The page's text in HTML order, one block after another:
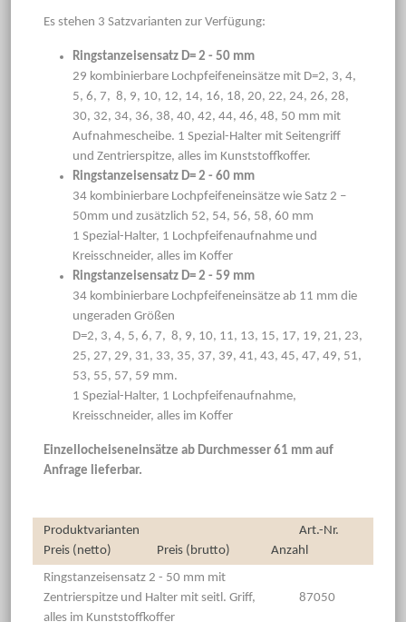
Es stehen 3 Satzvarianten zur Verfügung:
Ringstanzeisensatz D= 2 - 50 mm
29 kombinierbare Lochpfeifeneinsätze mit D=2, 3, 4,
5, 6, 7, 8, 9, 10, 12, 14, 16, 18, 20, 22, 24, 26, 28,
30, 32, 34, 36, 38, 40, 42, 44, 46, 48, 50 mm mit
Aufnahmescheibe. 1 Spezial-Halter mit Seitengriff
und Zentrierspitze, alles im Kunststoffkoffer.
Ringstanzeisensatz D= 2 - 60 mm
34 kombinierbare Lochpfeifeneinsätze wie Satz 2 –
50mm und zusätzlich 52, 54, 56, 58, 60 mm
1 Spezial-Halter, 1 Lochpfeifenaufnahme und
Kreisschneider, alles im Koffer
Ringstanzeisensatz D= 2 - 59 mm
34 kombinierbare Lochpfeifeneinsätze ab 11 mm die
ungeraden Größen
D=2, 3, 4, 5, 6, 7, 8, 9, 10, 11, 13, 15, 17, 19, 21, 23,
25, 27, 29, 31, 33, 35, 37, 39, 41, 43, 45, 47, 49, 51,
53, 55, 57, 59 mm.
1 Spezial-Halter, 1 Lochpfeifenaufnahme,
Kreisschneider, alles im Koffer
Einzellocheiseneinsätze ab Durchmesser 61 mm auf
Anfrage lieferbar.
Produktvarianten
Art.-Nr.
Preis (netto)
Preis (brutto)
Anzahl
Ringstanzeisensatz 2 - 50 mm mit
Zentrierspitze und Halter mit seitl. Griff,
alles im Kunststoffkoffer
87050